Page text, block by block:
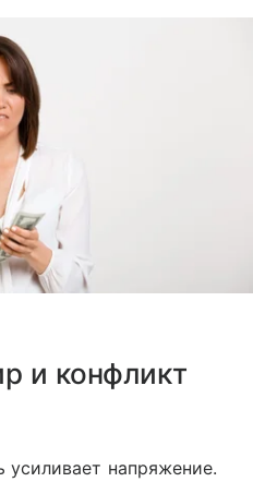
и конфликт
усиливает напряжение.